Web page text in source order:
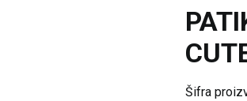
Šifra